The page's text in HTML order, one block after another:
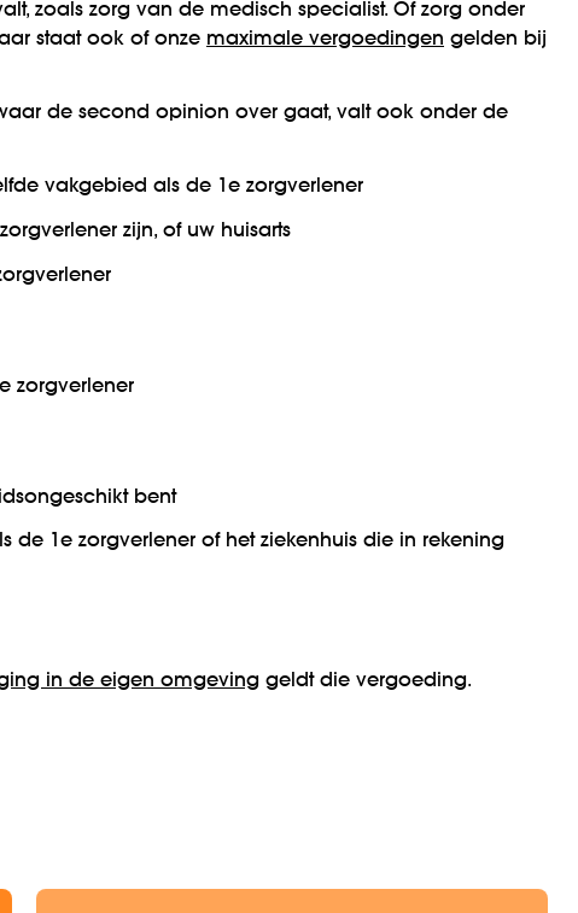
zoals zorg van de medisch specialist. Of zorg onder
staat ook of onze maximale vergoedingen gelden bij
de second opinion over gaat, valt ook onder de
vakgebied als de 1e zorgverlener
zijn, of uw huisarts
zorgverlener
bent
de 1e zorgverlener of het ziekenhuis die in rekening
in de eigen omgeving geldt die vergoeding.